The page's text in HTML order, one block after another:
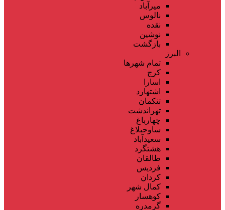
میرآباد
نالوس
نقده
نوشین
بازگشت
البرز
تمام شهر‌ها
کرج
اسارا
اشتهارد
تنکمان
تهراندشت
چهارباغ
ساوجبلاغ
سعیدآباد
هشتگرد
طالقان
فردیس
کردان
کمال شهر
کوهسار
گرمدره